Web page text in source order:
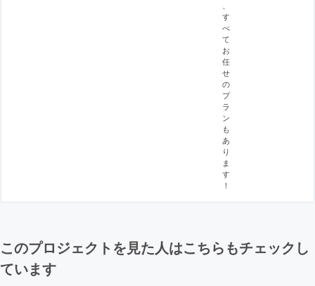
す
べ
て
お
任
せ
の
プ
ラ
ン
も
あ
り
ま
す
！
このプロジェクトを見た人はこちらもチェックし
ています